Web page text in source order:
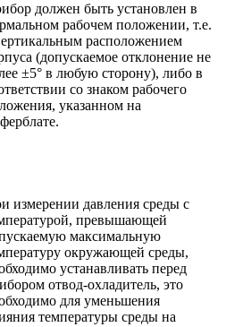
должен быть установлен в
рабочем положении, т.е.
расположением
(допускаемое отклонение не
±5° в любую сторону), либо в
со знаком рабочего
указанном на
измерении давления среды с
превышающей
максимальную
окружающей среды,
устанавливать перед
отвод-охладитель, это
для уменьшения
температуры среды на